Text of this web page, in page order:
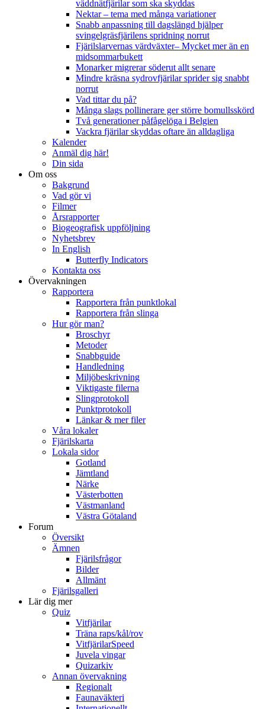
väddnätfjärilar som ska skyddas
Nektar – tema med många variationer
Snabb anpassning till dagslängd hjälper
svingelgräsfjärilens spridning norrut
Fjärilslarvernas värdväxter– Mycket mer än en
midsommarbukett
Monarker migrerar söderut allt senare
Mindre kräsna sydrovfjärilar sprider sig snabbt
norrut
Vad tittar du på?
Många slags pollinerare ger större bomullsskörd
Två generationer påfågelöga i Belgien
Vackra fjärilar skyddas oftare än alldagliga
Kalender
Anmäl dig här!
Din sida
Om oss
Bakgrund
Vad gör vi
Filmer
Årsrapporter
Biogeografisk uppföljning
Nyhetsbrev
In English
Butterfly Indicators
Kontakta oss
Övervakningen
Rapportera
Rapportera från punktlokal
Rapportera från slinga
Hur gör man?
Broschyr
Metoder
Snabbguide
Handledning
Miljöbeskrivning
Viktigaste filerna
Slingprotokoll
Punktprotokoll
Länkar & mer filer
Våra lokaler
Fjärilskarta
Lokala sidor
Gotland
Jämtland
Närke
Västerbotten
Västmanland
Västra Götaland
Forum
Översikt
Ämnen
Fjärilsfrågor
Bilder
Allmänt
Fjärilsgalleri
Lär dig mer
Quiz
Vitfjärilar
Träna raps/kål/rov
VitfjärilarSpeed
Juvela vingar
Quizarkiv
Annan övervakning
Regionalt
Faunaväkteri